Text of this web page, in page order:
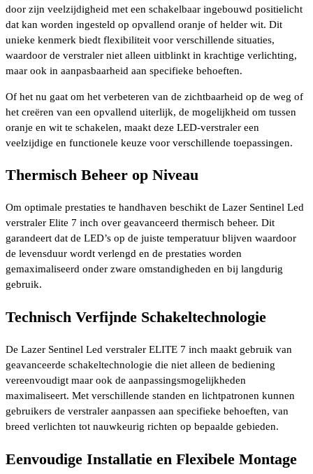
door zijn veelzijdigheid met een schakelbaar ingebouwd positielicht
dat kan worden ingesteld op opvallend oranje of helder wit. Dit
unieke kenmerk biedt flexibiliteit voor verschillende situaties,
waardoor de verstraler niet alleen uitblinkt in krachtige verlichting,
maar ook in aanpasbaarheid aan specifieke behoeften.
Of het nu gaat om het verbeteren van de zichtbaarheid op de weg of
het creëren van een opvallend uiterlijk, de mogelijkheid om tussen
oranje en wit te schakelen, maakt deze LED-verstraler een
veelzijdige en functionele keuze voor verschillende toepassingen.
Thermisch Beheer op Niveau
Om optimale prestaties te handhaven beschikt de Lazer Sentinel Led
verstraler Elite 7 inch over geavanceerd thermisch beheer. Dit
garandeert dat de LED’s op de juiste temperatuur blijven waardoor
de levensduur wordt verlengd en de prestaties worden
gemaximaliseerd onder zware omstandigheden en bij langdurig
gebruik.
Technisch Verfijnde Schakeltechnologie
De Lazer Sentinel Led verstraler ELITE 7 inch maakt gebruik van
geavanceerde schakeltechnologie die niet alleen de bediening
vereenvoudigt maar ook de aanpassingsmogelijkheden
maximaliseert. Met verschillende standen en lichtpatronen kunnen
gebruikers de verstraler aanpassen aan specifieke behoeften, van
breed verlichten tot nauwkeurig richten op bepaalde gebieden.
Eenvoudige Installatie en Flexibele Montage